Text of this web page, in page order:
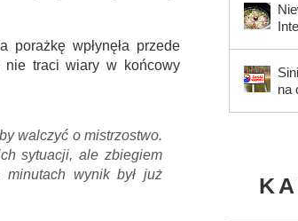
porażkę wpłynęła przede
nie traci wiary w końcowy
walczyć o mistrzostwo.
sytuacji, ale zbiegiem
wynik był już
na